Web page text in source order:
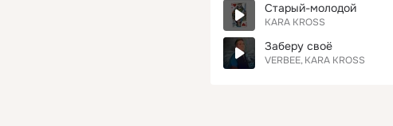
Старый-молодой
KARA KROSS
Заберу своё
VERBEE KARA KROSS